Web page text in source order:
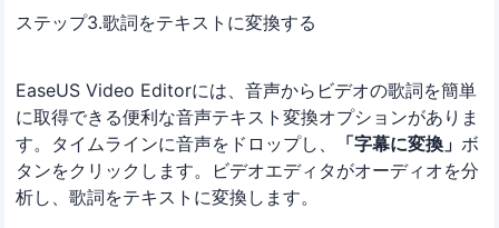
ステップ3.歌詞をテキストに変換する
EaseUS Video Editorには、音声からビデオの歌詞を簡単
に取得できる便利な音声テキスト変換オプションがありま
す。タイムラインに音声をドロップし、
「字幕に変換」ボ
タンをクリックします。ビデオエディタがオーディオを分
析し、歌詞をテキストに変換します。